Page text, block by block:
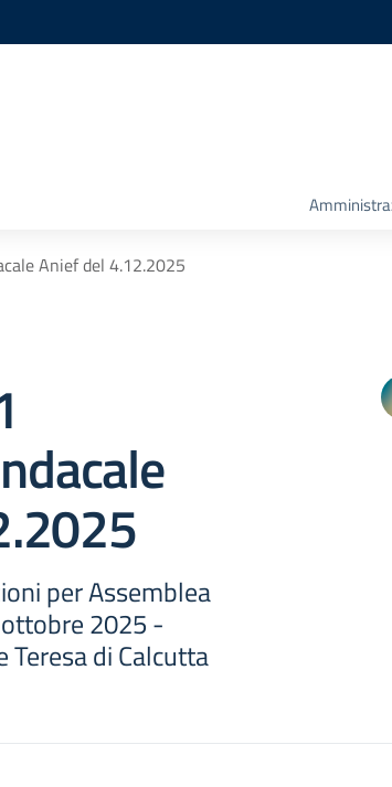
Anief del 4.12.2025
per Assemblea
2025 -
di Calcutta